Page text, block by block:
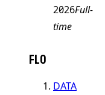
2026Full-
time
FLO
DATA